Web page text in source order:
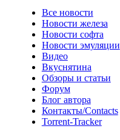
Все новости
Новости железа
Новости софта
Новости эмуляции
Видео
Вкуснятина
Обзоры и статьи
Форум
Блог автора
Контакты/Contacts
Torrent-Tracker